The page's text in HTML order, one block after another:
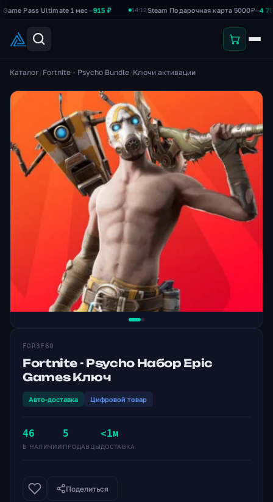
Ultimate 1 мес— 915 ₽ 14:12 Steam Подарочная карта 5000₽—4 750 ₽
Каталог /Fortnite - Psycho Bundle/Ключи активации
FOR3E60
Fortnite - Psycho Набор Epic
Games Ключ
Авто-доставка Цифровой товар
46
В НАЛИЧИИ
5
ПРОДАВЦЫ
<1м
ДОСТАВКА
Поделиться